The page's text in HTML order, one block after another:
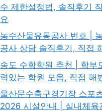
수 제한설정법, 솔직후기
요
농수산물유통공사 번호 |
공사 상담 솔직후기, 직접
송도 수학학원 추천 | 학부
력있는 학원 모음, 직접 해
울산문수축구경기장 스포
2026 시설안내 | 실내체육